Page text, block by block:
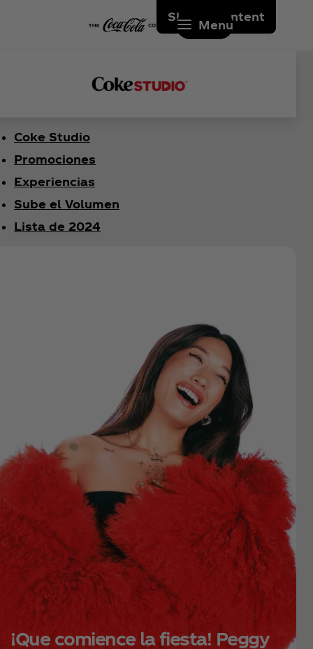
Skip to content
Menu
Coke Studio
Promociones
Experiencias
Sube el Volumen
Lista de 2024
¡Que comience la fiesta! Peggy